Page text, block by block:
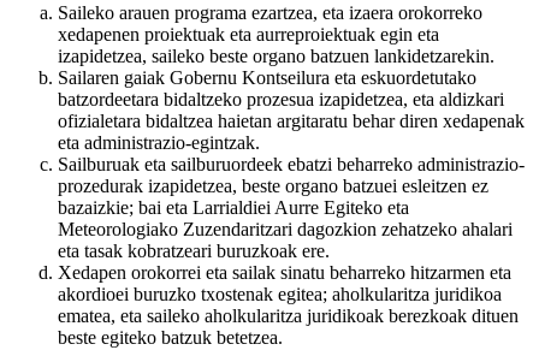
Saileko arauen programa ezartzea, eta izaera orokorreko
xedapenen proiektuak eta aurreproiektuak egin eta
izapidetzea, saileko beste organo batzuen lankidetzarekin.
Sailaren gaiak Gobernu Kontseilura eta eskuordetutako
batzordeetara bidaltzeko prozesua izapidetzea, eta aldizkari
ofizialetara bidaltzea haietan argitaratu behar diren xedapenak
eta administrazio-egintzak.
Sailburuak eta sailburuordeek ebatzi beharreko administrazio-
prozedurak izapidetzea, beste organo batzuei esleitzen ez
bazaizkie; bai eta Larrialdiei Aurre Egiteko eta
Meteorologiako Zuzendaritzari dagozkion zehatzeko ahalari
eta tasak kobratzeari buruzkoak ere.
Xedapen orokorrei eta sailak sinatu beharreko hitzarmen eta
akordioei buruzko txostenak egitea; aholkularitza juridikoa
ematea, eta saileko aholkularitza juridikoak berezkoak dituen
beste egiteko batzuk betetzea.